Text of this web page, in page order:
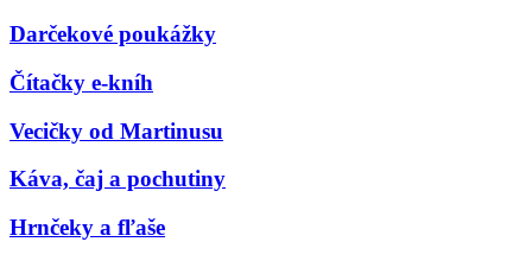
Darčekové poukážky
Čítačky e-kníh
Vecičky od Martinusu
Káva, čaj a pochutiny
Hrnčeky a fľaše